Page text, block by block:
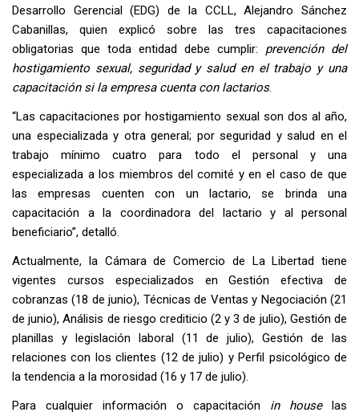
Desarrollo Gerencial (EDG) de la CCLL, Alejandro Sánchez
Cabanillas, quien explicó sobre las tres capacitaciones
obligatorias que toda entidad debe cumplir: prevención del
hostigamiento sexual, seguridad y salud en el trabajo y una
capacitación si la empresa cuenta con lactarios.
“Las capacitaciones por hostigamiento sexual son dos al año,
una especializada y otra general; por seguridad y salud en el
trabajo mínimo cuatro para todo el personal y una
especializada a los miembros del comité y en el caso de que
las empresas cuenten con un lactario, se brinda una
capacitación a la coordinadora del lactario y al personal
beneficiario”, detalló.
Actualmente, la Cámara de Comercio de La Libertad tiene
vigentes cursos especializados en Gestión efectiva de
cobranzas (18 de junio), Técnicas de Ventas y Negociación (21
de junio), Análisis de riesgo crediticio (2 y 3 de julio), Gestión de
planillas y legislación laboral (11 de julio), Gestión de las
relaciones con los clientes (12 de julio) y Perfil psicológico de
la tendencia a la morosidad (16 y 17 de julio).
Para cualquier información o capacitación in house las